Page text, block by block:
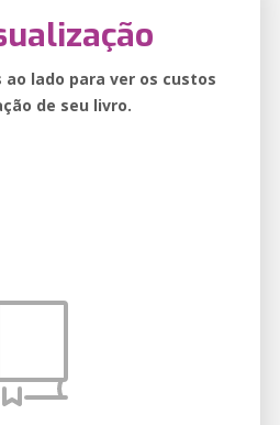
ao lado para ver os custos
de seu livro.